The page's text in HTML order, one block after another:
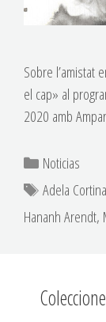
Sobre l’amistat
el cap» al
2020 amb
Noticias
Adela Cortina
Hananh Arendt,